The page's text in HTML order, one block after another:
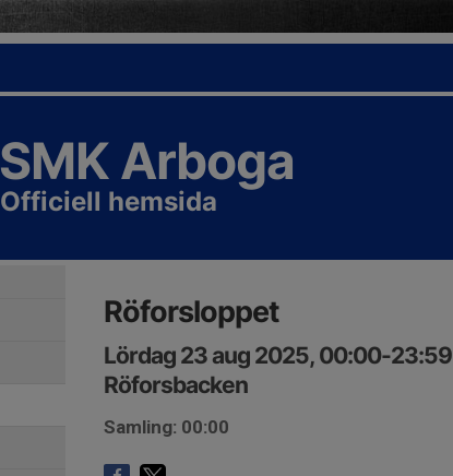
SMK Arboga
Officiell hemsida
Röforsloppet
Lördag 23 aug 2025, 00:00-23:59
Röforsbacken
Samling: 00:00